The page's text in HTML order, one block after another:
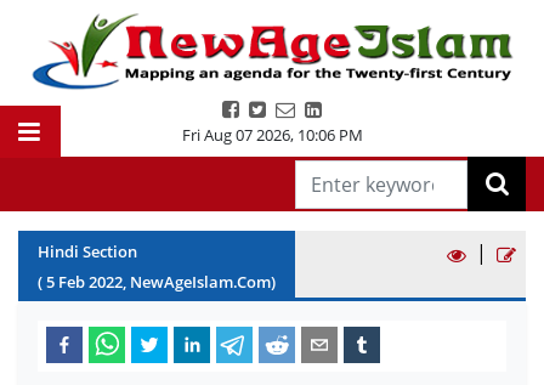
Fri Aug 07 2026, 10:06 PM
Hindi Section
(5 Feb2022, NewAgeIslam.Com)
|